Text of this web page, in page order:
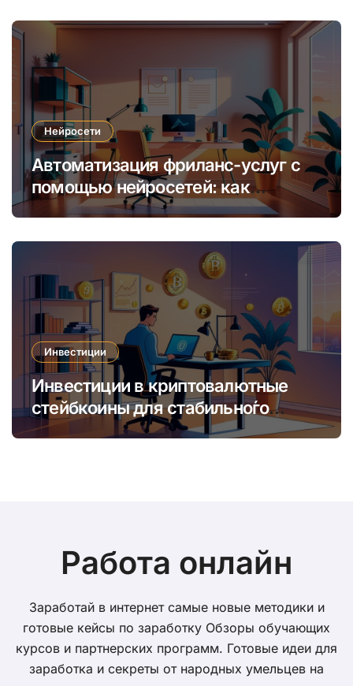
Нейросети
Автоматизация фриланс-услуг с
помощью нейросетей: как
увеличить доход и сократить
Инвестиции
Инвестиции в криптовалютные
стейбкоины для стабильно́го
онлайн-заработка в условиях
Работа онлайн
Заработай в интернет самые новые методики и
готовые кейсы по заработку Обзоры обучающих
курсов и партнерских программ. Готовые идеи для
заработка и секреты от народных умельцев на